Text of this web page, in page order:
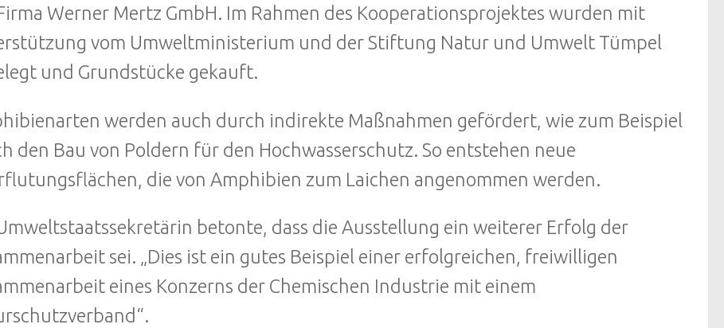
Werner Mertz GmbH. Im Rahmen des Kooperationsprojektes wurden mit
vom Umweltministerium und der Stiftung Natur und Umwelt Tümpel
und Grundstücke gekauft.
werden auch durch indirekte Maßnahmen gefördert, wie zum Beispiel
den Bau von Poldern für den Hochwasserschutz. So entstehen neue
die von Amphibien zum Laichen angenommen werden.
betonte, dass die Ausstellung ein weiterer Erfolg der
sei. „Dies ist ein gutes Beispiel einer erfolgreichen, freiwilligen
eines Konzerns der Chemischen Industrie mit einem